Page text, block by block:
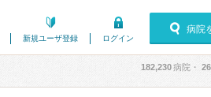
新規ユーザ登録 ログイン
病院
182,230病院・